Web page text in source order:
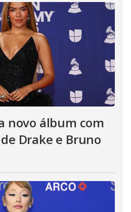
novo álbum com
Drake e Bruno